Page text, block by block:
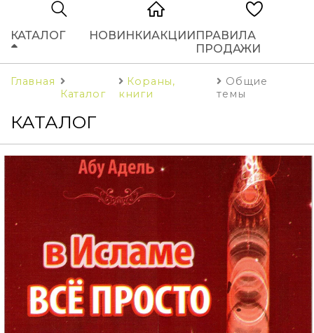
КАТАЛОГ НОВИНКИАКЦИИПРАВИЛА
ПРОДАЖИ
Главная
Каталог
Кораны,
книги
Общие
темы
КАТАЛОГ